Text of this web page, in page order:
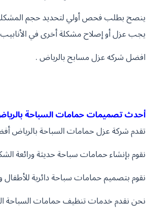
ينصح بطلب فحص أولي لتحديد حجم المشكلة
يجب عزل أو إصلاح مشكلة أخرى في
افضل شركه عزل مسابح بالرياض .
أحدث تصميمات حمامات السباحة
تقدم شركة عزل حمامات السباحة بالرياض
نقوم بإنشاء حمامات سباحة حديثة ورائعة
نقوم بتصميم حمامات سباحة دائرية
نحن نقدم خدمات تنظيف حمامات السباحة